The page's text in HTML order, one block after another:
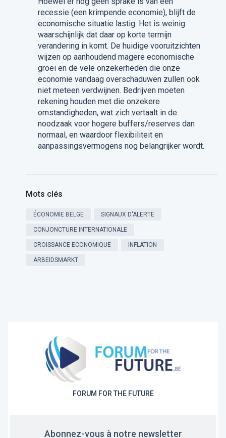
recessie (een krimpende economie), blijft de
economische situatie lastig. Het is weinig
waarschijnlijk dat daar op korte termijn
verandering in komt. De huidige vooruitzichten
wijzen op aanhoudend magere economische
groei en de vele onzekerheden die onze
economie vandaag overschaduwen zullen ook
niet meteen verdwijnen. Bedrijven moeten
rekening houden met die onzekere
omstandigheden, wat zich vertaalt in de
noodzaak voor hogere buffers/reserves dan
normaal, en waardoor flexibiliteit en
aanpassingsvermogens nog belangrijker wordt.
Mots clés
ÉCONOMIE BELGE SIGNAUX D'ALERTE
CONJONCTURE INTERNATIONALE
CROISSANCE ECONOMIQUE INFLATION
ARBEIDSMARKT
FORUM FOR THE FUTURE
Abonnez-vous à notre newsletter